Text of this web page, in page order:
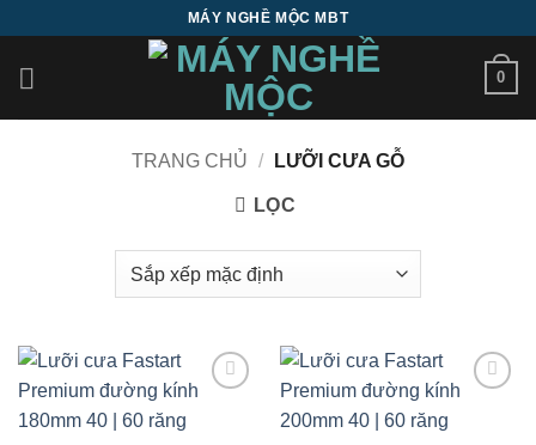
nội
MÁY NGHỀ MỘC MBT
0
TRANG CHỦ / LƯỠI CƯA GỖ
LỌC